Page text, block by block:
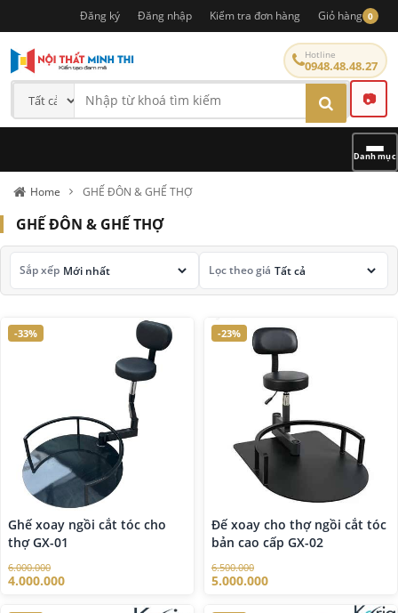
Đăng ký Đăng nhập Kiểm tra đơn hàng Giỏ hàng 0
📷
Hotline
0948.48.48.27
Danh mục
Home GHẾ ĐÔN & GHẾ THỢ
GHẾ ĐÔN & GHẾ THỢ
Sắp xếp Lọc theo giá
-33%
Ghế xoay ngồi cắt tóc cho
thợ GX-01
6.000.000
4.000.000
-23%
Đế xoay cho thợ ngồi cắt tóc
bản cao cấp GX-02
6.500.000
5.000.000